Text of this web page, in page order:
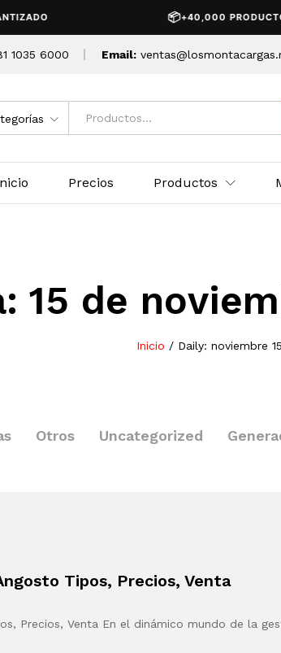
📦+40,000
1035 6000 Email:
Precios Productos
15 de
Inicio / Daily: noviembre
Otros Uncategorized
Tipos, Precios, Venta
Precios, Venta En el dinámico mundo de la